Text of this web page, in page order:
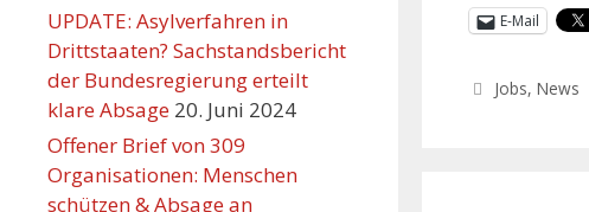
E-Mail
Jobs,News
UPDATE: Asylverfahren in
Drittstaaten? Sachstandsbericht
der Bundesregierung erteilt
klare Absage 20. Juni 2024
Offener Brief von 309
Organisationen: Menschen
schützen & Absage an